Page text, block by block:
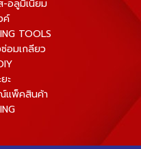
-อลูมิเนียม
ค์
TOOLS
อมเกลียว
ะ
แพ็คสินค้า